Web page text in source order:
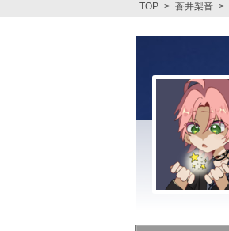
TOP > 蒼井梨音 >